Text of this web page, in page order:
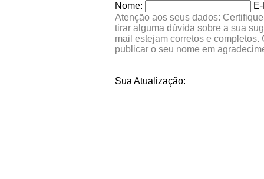
Nome:
Atenção aos seus dados:
tirar alguma dúvida sobre a sua
mail estejam corretos e
publicar o seu nome em
Sua Atualização: